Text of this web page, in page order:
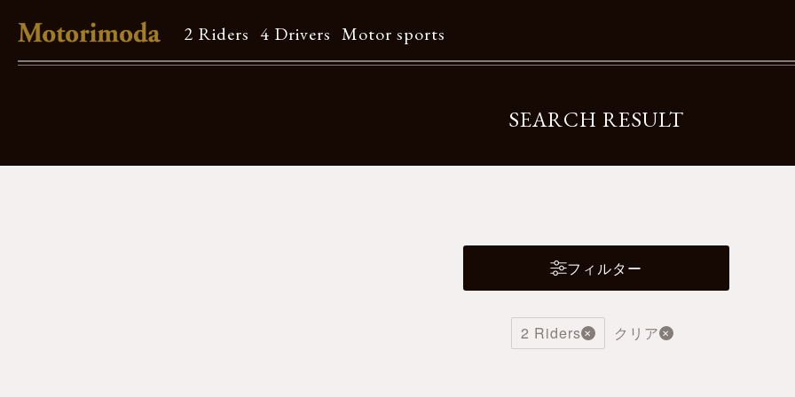
2 Riders 4 Drivers Motor sports
Contents
カタログダウンロード
リクルート
SEARCH RESULT
フィルター
2 Riders クリア